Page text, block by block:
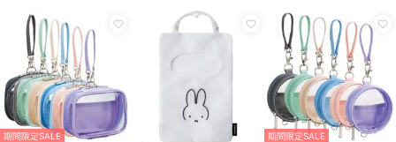
期間限定SALE 期間限定SALE